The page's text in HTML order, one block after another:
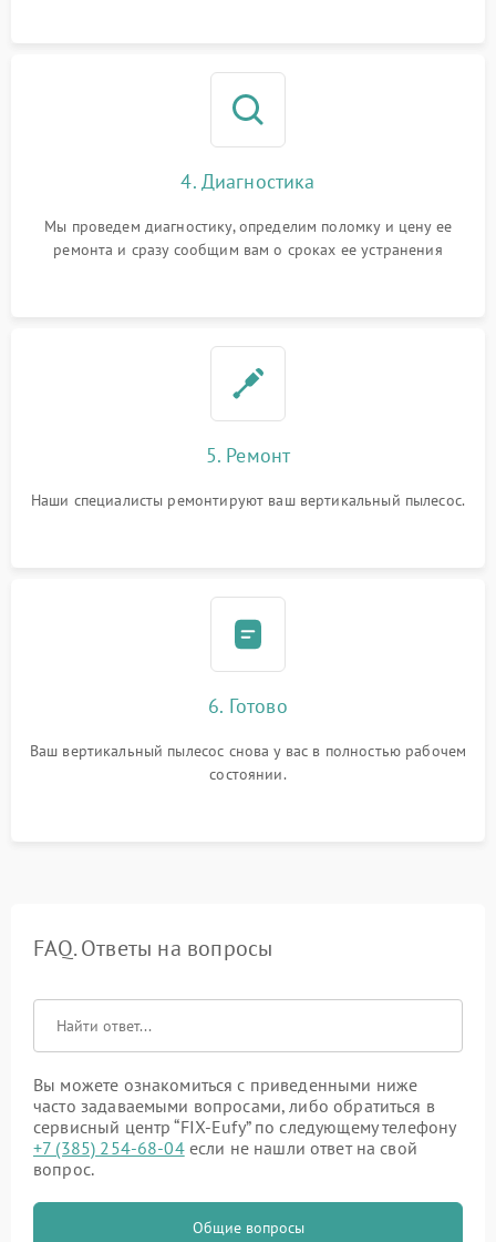
4. Диагностика
Мы проведем диагностику, определим поломку и цену ее
ремонта и сразу сообщим вам о сроках ее устранения
5. Ремонт
Наши специалисты ремонтируют ваш вертикальный пылесос.
6. Готово
Ваш вертикальный пылесос снова у вас в полностью рабочем
состоянии.
FAQ. Ответы на вопросы
Вы можете ознакомиться с приведенными ниже
часто задаваемыми вопросами, либо обратиться в
сервисный центр “FIX-Eufy” по следующему телефону
+7 (385) 254-68-04если не нашли ответ на свой
вопрос.
Общие вопросы